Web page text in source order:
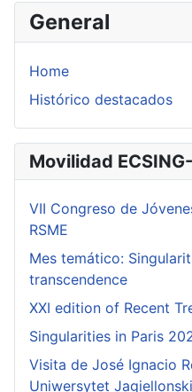
General
Home
Histórico destacados
Movilidad
VII Congreso de
RSME
Mes temático:
transcendence
XXI edition of Recent
Singularities in Paris
Visita de José Ignacio
Uniwersytet Jagiellonski